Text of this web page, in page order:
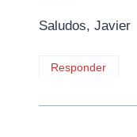
Saludos, Javier
Responder